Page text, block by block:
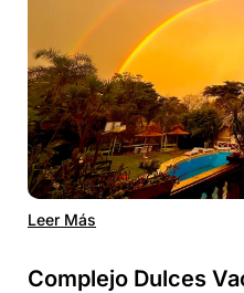
Leer Más
Complejo Dulces